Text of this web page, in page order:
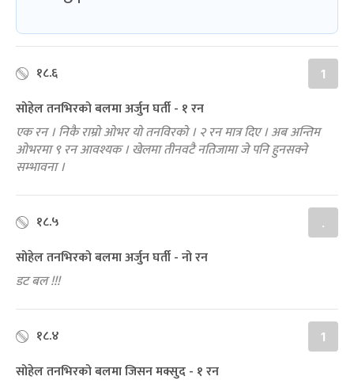
१८.६ 1
सोहेल तनभिरको बलमा अर्जुन घर्ती - १ रन
एक रन । निकै राम्रो ओभर यो तनविरको । २ रन मात्र दिए । अब अन्तिम
ओभरमा ९ रन आवश्यक । खेलमा तीनवटै नतिजामा जे पनि हुनसक्ने
सम्भावना ।
१८.५ .
सोहेल तनभिरको बलमा अर्जुन घर्ती - नो रन
डट बल !!!
१८.४ 1
सोहेल तनभिरको बलमा जिसन मक्सुद - १ रन